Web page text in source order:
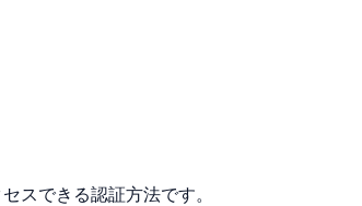
スできる認証方法です。